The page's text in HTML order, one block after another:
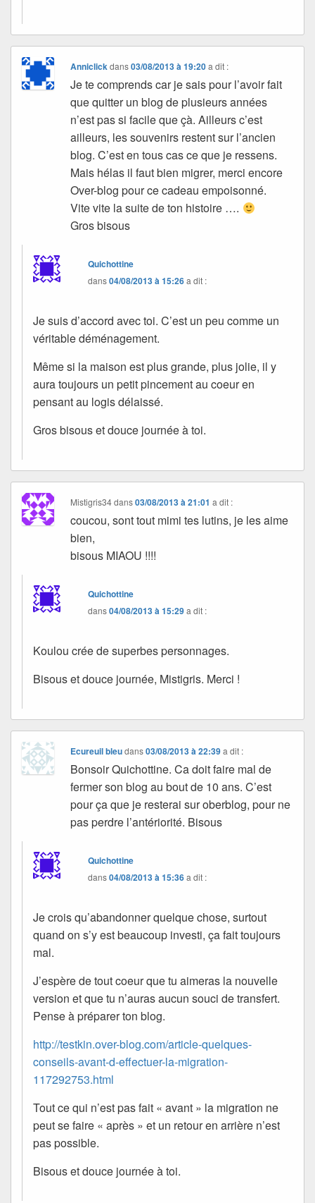
Anniclickdans03/08/2013 à 19:20 a dit :
Je te comprends car je sais pour l’avoir fait
que quitter un blog de plusieurs années
n’est pas si facile que çà. Ailleurs c’est
ailleurs, les souvenirs restent sur l’ancien
blog. C’est en tous cas ce que je ressens.
Mais hélas il faut bien migrer, merci encore
Over-blog pour ce cadeau empoisonné.
Vite vite la suite de ton histoire ….
Gros bisous
Quichottine
dans04/08/2013 à 15:26a dit :
Je suis d’accord avec toi. C’est un peu comme un
véritable déménagement.
Même si la maison est plus grande, plus jolie, il y
aura toujours un petit pincement au coeur en
pensant au logis délaissé.
Gros bisous et douce journée à toi.
Mistigris34dans03/08/2013 à 21:01 a dit :
coucou, sont tout mimi tes lutins, je les aime
bien,
bisous MIAOU !!!!
Quichottine
dans04/08/2013 à 15:29a dit :
Koulou crée de superbes personnages.
Bisous et douce journée, Mistigris. Merci !
Ecureuil bleudans03/08/2013 à 22:39 a dit :
Bonsoir Quichottine. Ca doit faire mal de
fermer son blog au bout de 10 ans. C’est
pour ça que je resterai sur oberblog, pour ne
pas perdre l’antériorité. Bisous
Quichottine
dans04/08/2013 à 15:36a dit :
Je crois qu’abandonner quelque chose, surtout
quand on s’y est beaucoup investi, ça fait toujours
mal.
J’espère de tout coeur que tu aimeras la nouvelle
version et que tu n’auras aucun souci de transfert.
Pense à préparer ton blog.
http://testkin.over-blog.com/article-quelques-
conseils-avant-d-effectuer-la-migration-
117292753.html
Tout ce qui n’est pas fait « avant » la migration ne
peut se faire « après » et un retour en arrière n’est
pas possible.
Bisous et douce journée à toi.